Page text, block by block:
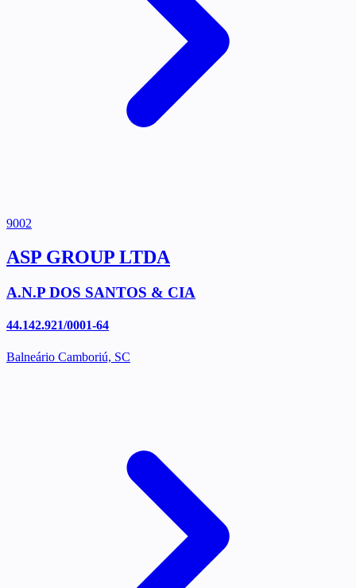
9002
ASP GROUP LTDA
A.N.P DOS SANTOS & CIA
44.142.921/0001-64
Balneário Camboriú, SC